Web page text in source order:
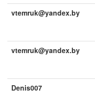
vtemruk@yandex.by
vtemruk@yandex.by
Denis007